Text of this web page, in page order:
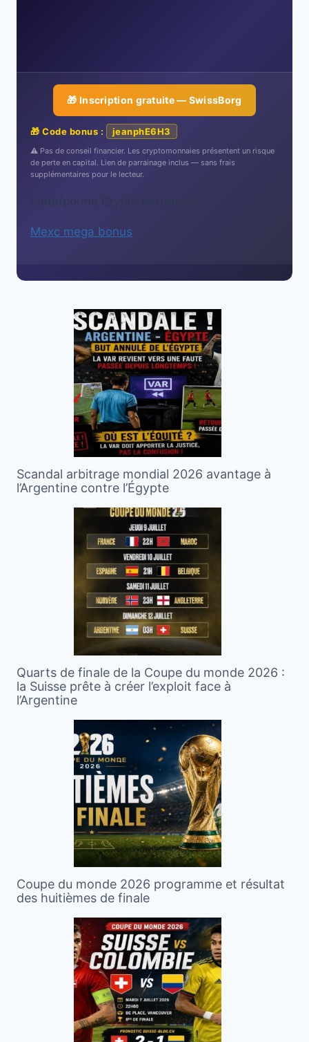
🎁 Inscription gratuite — SwissBorg
🎁 Code bonus : jeanphE6H3
⚠️ Pas de conseil financier. Les cryptomonnaies présentent un risque
de perte en capital. Lien de parrainage inclus — sans frais
supplémentaires pour le lecteur.
Platefporme Crypto partenaire
Mexc mega bonus
Scandal arbitrage mondial 2026 avantage à
l’Argentine contre l’Égypte
Quarts de finale de la Coupe du monde 2026 :
la Suisse prête à créer l’exploit face à
l’Argentine
Coupe du monde 2026 programme et résultat
des huitièmes de finale